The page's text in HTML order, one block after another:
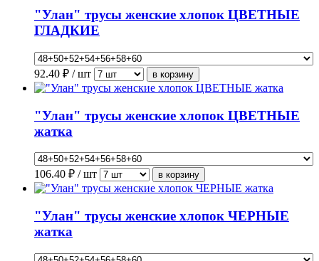
"Улан" трусы женские хлопок ЦВЕТНЫЕ
ГЛАДКИЕ
92.40 ₽ / шт
"Улан" трусы женские хлопок ЦВЕТНЫЕ
жатка
106.40 ₽ / шт
"Улан" трусы женские хлопок ЧЕРНЫЕ
жатка